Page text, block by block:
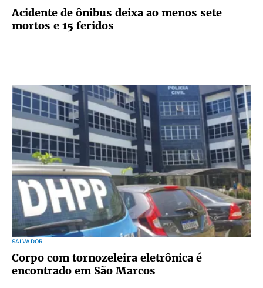
Acidente de ônibus deixa ao menos sete
mortos e 15 feridos
SALVADOR
Corpo com tornozeleira eletrônica é
encontrado em São Marcos